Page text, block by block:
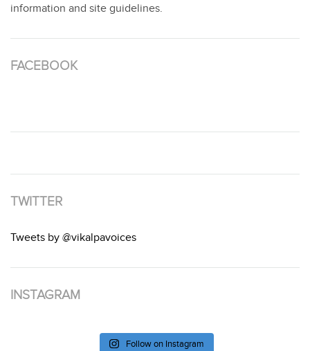
information and site guidelines.
FACEBOOK
TWITTER
Tweets by @vikalpavoices
INSTAGRAM
Follow on Instagram